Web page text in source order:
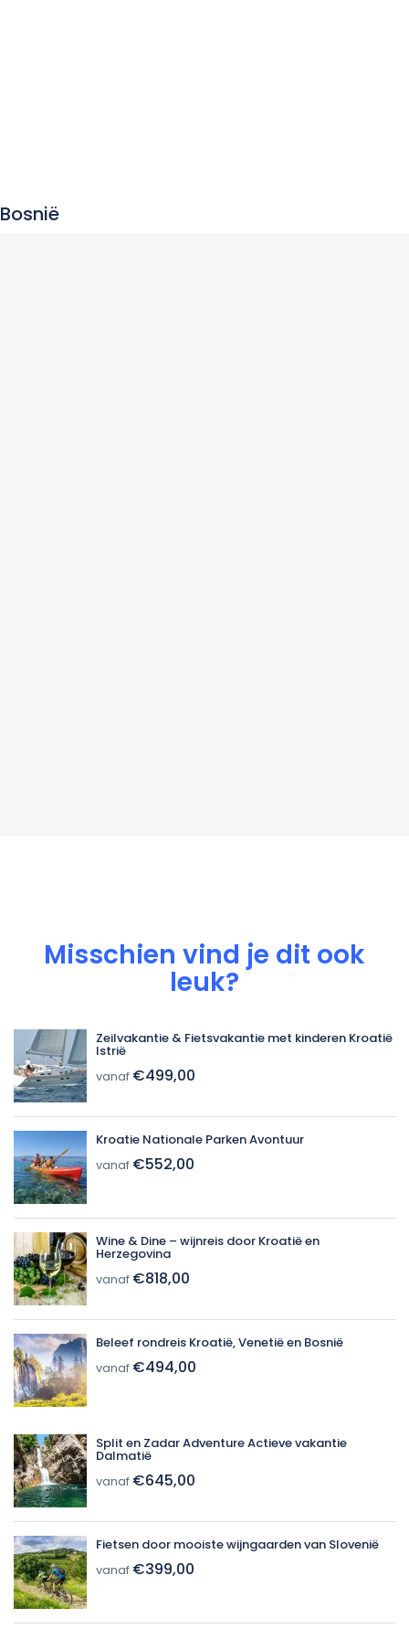
Bosnië
Misschien vind je dit ook
leuk?
Zeilvakantie & Fietsvakantie met kinderen Kroatië
Istrië
vanaf €499,00
Kroatie Nationale Parken Avontuur
vanaf €552,00
Wine & Dine – wijnreis door Kroatië en
Herzegovina
vanaf €818,00
Beleef rondreis Kroatië, Venetië en Bosnië
vanaf €494,00
Split en Zadar Adventure Actieve vakantie
Dalmatië
vanaf €645,00
Fietsen door mooiste wijngaarden van Slovenië
vanaf €399,00